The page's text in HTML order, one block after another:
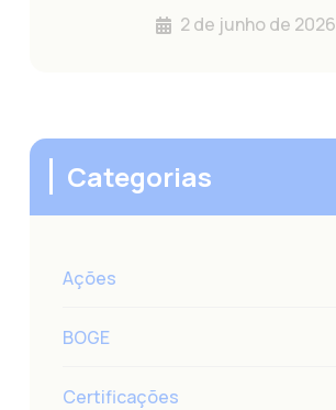
2 de junho de 2026
Categorias
Ações
BOGE
Certificações